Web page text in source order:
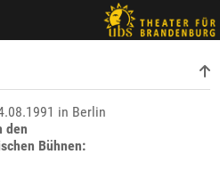
in Berlin
den
Bühnen: